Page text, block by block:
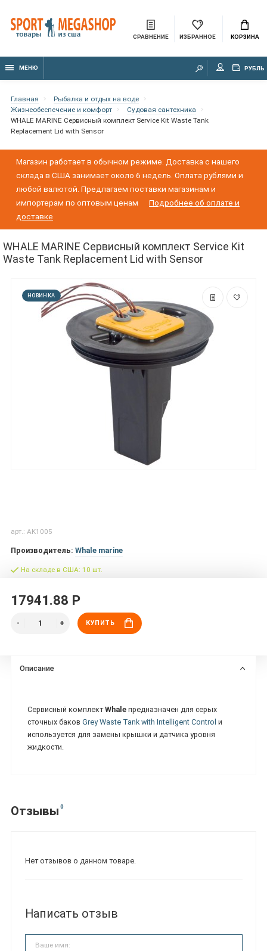
СРАВНЕНИЕ ИЗБРАННОЕ КОРЗИНА
МЕНЮ РУБЛЬ
Главная
Рыбалка и отдых на воде
Жизнеобеспечение и комфорт
Судовая сантехника
WHALE MARINE Сервисный комплект Service Kit Waste Tank
Replacement Lid with Sensor
Магазин работает в обычном режиме. Доставка с нашего
склада в США занимает около 6 недель. Оплата рублями и
любой валютой. Предлагаем поставки магазинам и
импортерам по оптовым ценам
Подробнее об оплате и
доставке
WHALE MARINE Сервисный комплект Service Kit
Waste Tank Replacement Lid with Sensor
НОВИНКА
арт.: AK1005
Производитель: Whale marine
На складе в США: 10 шт.
17941.88 Р
КУПИТЬ
Описание
Сервисный комплектWhale предназначен для серых
сточных баков Grey Waste Tank with Intelligent Control и
используется для замены крышки и датчика уровня
жидкости.
Отзывы 0
Нет отзывов о данном товаре.
Написать отзыв